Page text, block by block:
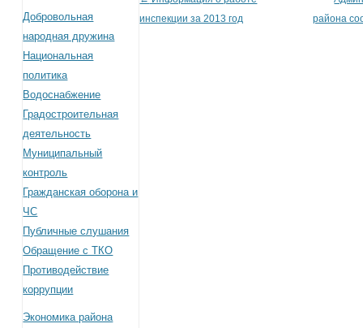
Добровольная
народная дружина
Национальная
политика
Водоснабжение
Градостроительная
деятельность
Муниципальный
контроль
Гражданская оборона и
ЧС
Публичные слушания
Обращение с ТКО
Противодействие
коррупции
Экономика района
инспекции за 2013 год
района